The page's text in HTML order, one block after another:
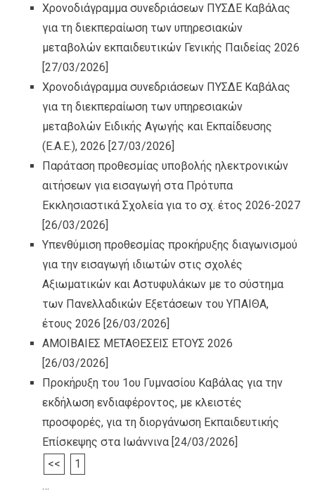
Χρονοδιάγραμμα συνεδριάσεων ΠΥΣΔΕ Καβάλας
για τη διεκπεραίωση των υπηρεσιακών
μεταβολών εκπαιδευτικών Γενικής Παιδείας 2026
[27/03/2026]
Χρονοδιάγραμμα συνεδριάσεων ΠΥΣΔΕ Καβάλας
για τη διεκπεραίωση των υπηρεσιακών
μεταβολών Ειδικής Αγωγής και Εκπαίδευσης
(Ε.Α.Ε.), 2026 [27/03/2026]
Παράταση προθεσμίας υποβολής ηλεκτρονικών
αιτήσεων για εισαγωγή στα Πρότυπα
Εκκλησιαστικά Σχολεία για το σχ. έτος 2026-2027
[26/03/2026]
Υπενθύμιση προθεσμίας προκήρυξης διαγωνισμού
για την εισαγωγή ιδιωτών στις σχολές
Αξιωματικών και Αστυφυλάκων με το σύστημα
των Πανελλαδικών Εξετάσεων του ΥΠΑΙΘΑ,
έτους 2026 [26/03/2026]
ΑΜΟΙΒΑΙΕΣ ΜΕΤΑΘΕΣΕΙΣ ΕΤΟΥΣ 2026
[26/03/2026]
Προκήρυξη του 1ου Γυμνασίου Καβάλας για την
εκδήλωση ενδιαφέροντος, με κλειστές
προσφορές, για τη διοργάνωση Εκπαιδευτικής
Επίσκεψης στα Ιωάννινα [24/03/2026]
<<
1
…